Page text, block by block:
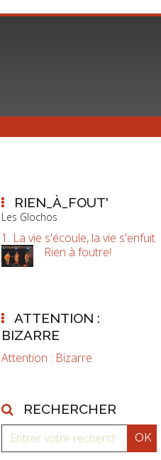
RIEN_À_FOUT'
Les Glochos
1. La vie s'écoule, la vie s'enfuit
Rien à foutre!
ATTENTION :
BIZARRE
Attention : Bizarre
RECHERCHER